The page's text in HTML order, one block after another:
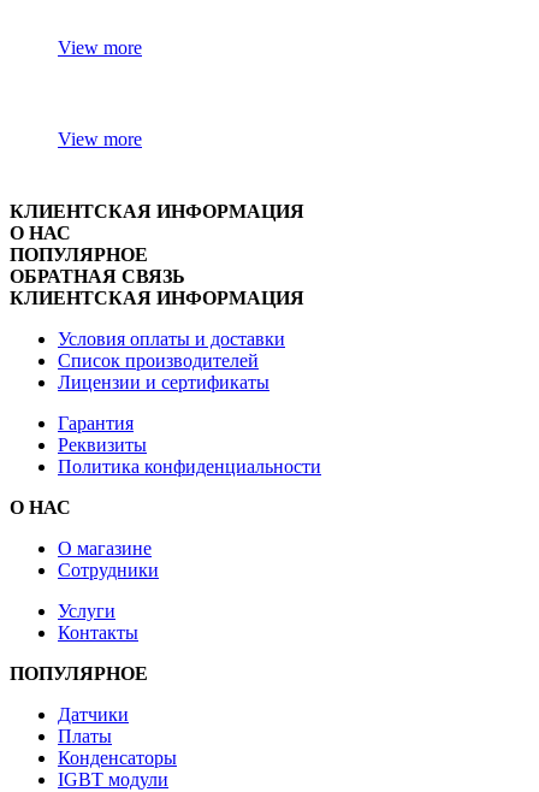
View more
View more
КЛИЕНТСКАЯ ИНФОРМАЦИЯ
О НАС
ПОПУЛЯРНОЕ
ОБРАТНАЯ СВЯЗЬ
КЛИЕНТСКАЯ ИНФОРМАЦИЯ
Условия оплаты и доставки
Список производителей
Лицензии и сертификаты
Гарантия
Реквизиты
Политика конфиденциальности
О НАС
О магазине
Сотрудники
Услуги
Контакты
ПОПУЛЯРНОЕ
Датчики
Платы
Конденсаторы
IGBT модули